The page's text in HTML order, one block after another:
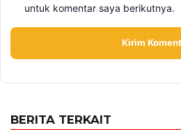
untuk komentar saya berikutnya.
BERITA TERKAIT